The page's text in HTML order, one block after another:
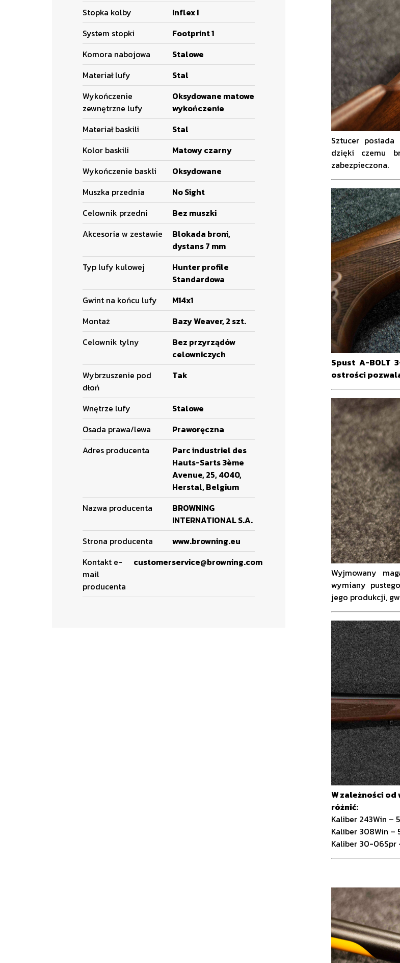
Stopka kolby
Inflex I
System stopki
Footprint 1
Komora nabojowa
Stalowe
Materiał lufy
Stal
Wykończenie
zewnętrzne lufy
Oksydowane matowe
wykończenie
Materiał baskili
Stal
Kolor baskili
Matowy czarny
Wykończenie baskli
Oksydowane
Muszka przednia
No Sight
Celownik przedni
Bez muszki
Akcesoria w zestawie
Blokada broni,
dystans 7 mm
Typ lufy kulowej
Hunter profile
Standardowa
Gwint na końcu lufy
M14x1
Montaż
Bazy Weaver, 2 szt.
Celownik tylny
Bez przyrządów
celowniczych
Wybrzuszenie pod
dłoń
Tak
Wnętrze lufy
Stalowe
Osada prawa/lewa
Praworęczna
Adres producenta
Parc industriel des
Hauts-Sarts 3ème
Avenue, 25, 4040,
Herstal, Belgium
Nazwa producenta
BROWNING
INTERNATIONAL S.A.
Strona producenta
www.browning.eu
Kontakt e-
mail
producenta
customerservice@browning.com
Sztucer
dzięki czemu
zabezpieczona.
Spust A-BOLT
ostrości
Wyjmowany
wymiany
jego produkcji,
W zależności
różnić:
Kaliber 243Win –
Kaliber 308Win –
Kaliber 30-06Spr